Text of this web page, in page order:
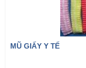
MŨ GIẤY Y TẾ